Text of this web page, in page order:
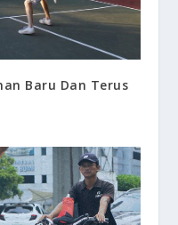
Baru Dan Terus